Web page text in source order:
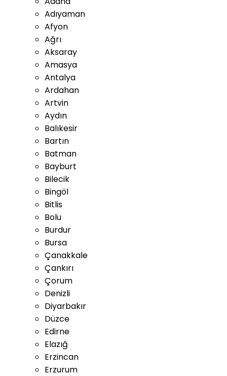
Adıyaman
Afyon
Ağrı
Aksaray
Amasya
Antalya
Ardahan
Artvin
Aydın
Balıkesir
Bartın
Batman
Bayburt
Bilecik
Bingöl
Bitlis
Bolu
Burdur
Bursa
Çanakkale
Çankırı
Çorum
Denizli
Diyarbakır
Düzce
Edirne
Elazığ
Erzincan
Erzurum